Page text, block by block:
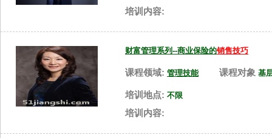
培训内容:
财富管理系列--商业保险的销售技巧
课程领域: 管理技能 课程对象 基
培训地点: 不限
培训内容: